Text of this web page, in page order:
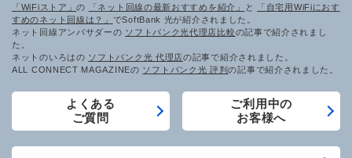
「WiFiストア」の 「ネット回線の最新おすすめを紹介」 と
「自宅用WiFiにおす
すめのネット回線は？」 でSoftBank 光が紹介されました。
ネット回線アンバサダーの ソフトバンク光代理店比較の記事で紹介されまし
た。
ネットのいろはの ソフトバンク光 代理店の記事で紹介されました。
ALL CONNECT MAGAZINEの ソフトバンク光 評判の記事で紹介されました。
よくある
ご質問
ご利用中の
お客様へ